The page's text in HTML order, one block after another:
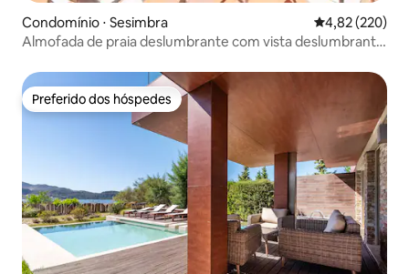
Condomínio ⋅ Sesimbra 4,82 de uma
4,82 (220)
Almofada de praia deslumbrante com vista deslumbrante
Preferido dos hóspedes
Preferido dos hóspedes